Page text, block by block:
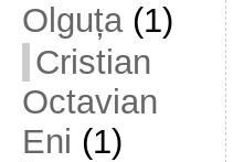
Olguța(1)
Cristian
Octavian
Eni (1)